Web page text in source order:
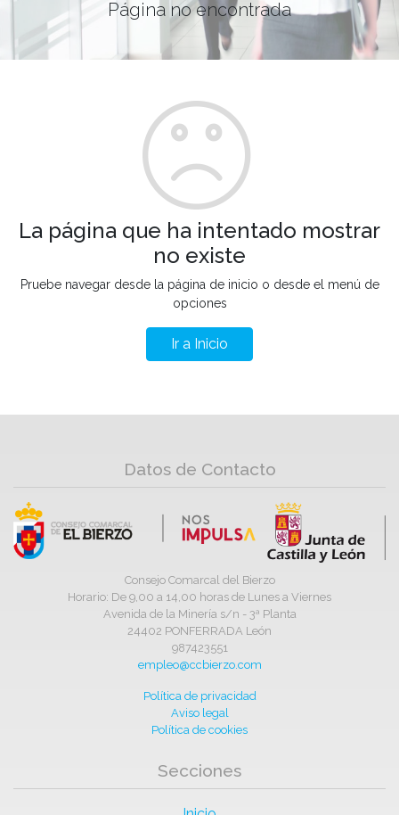
Página no encontrada
La página que ha intentado mostrar
no existe
Pruebe navegar desde la página de inicio o desde el menú de
opciones
Ir a Inicio
Datos de Contacto
Consejo Comarcal del Bierzo
Horario: De 9,00 a 14,00 horas de Lunes a Viernes
Avenida de la Minería s/n - 3ª Planta
24402 PONFERRADA León
987423551
empleo@ccbierzo.com
Política de privacidad
Aviso legal
Política de cookies
Secciones